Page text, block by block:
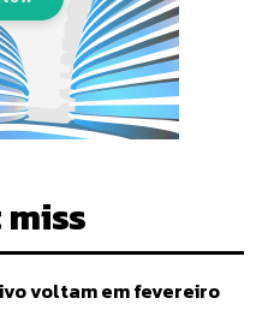
voltam em fevereiro